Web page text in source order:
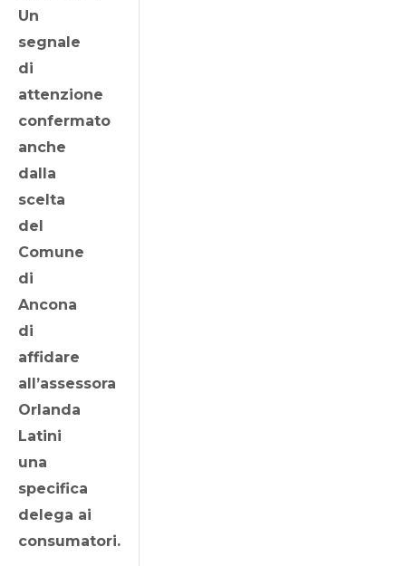
Un
segnale
di
attenzione
confermato
anche
dalla
scelta
del
Comune
di
Ancona
di
affidare
all’assessora
Orlanda
Latini
una
specifica
delega ai
consumatori.